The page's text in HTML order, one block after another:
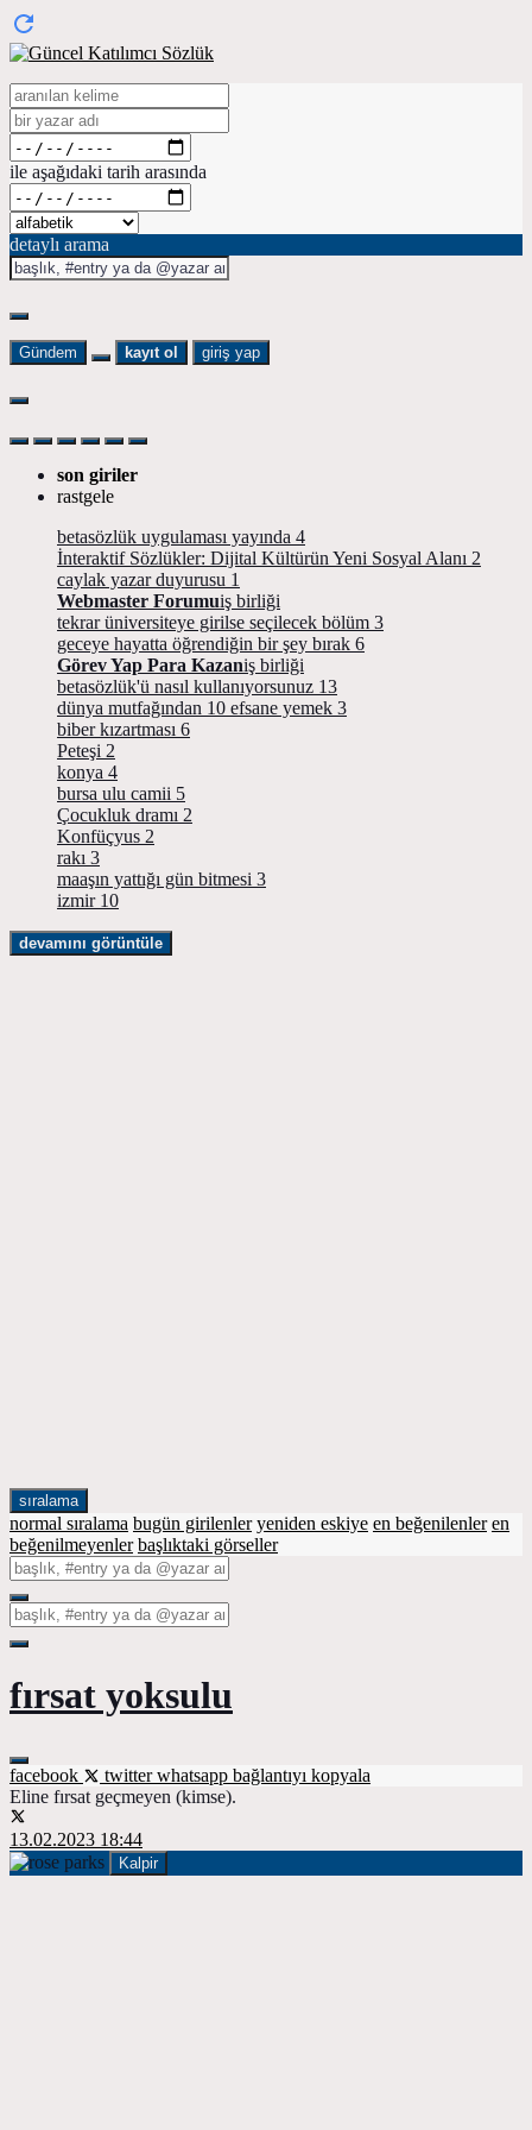
ile aşağıdaki tarih arasında
detaylı arama
Gündem kayıt ol giriş yap
son giriler
rastgele
betasözlük uygulaması yayında 4
İnteraktif Sözlükler: Dijital Kültürün Yeni Sosyal Alanı 2
caylak yazar duyurusu 1
Webmaster Forumuiş birliği
tekrar üniversiteye girilse seçilecek bölüm 3
geceye hayatta öğrendiğin bir şey bırak 6
Görev Yap Para Kazaniş birliği
betasözlük'ü nasıl kullanıyorsunuz 13
dünya mutfağından 10 efsane yemek 3
biber kızartması 6
Peteşi 2
konya 4
bursa ulu camii 5
Çocukluk dramı 2
Konfüçyus 2
rakı 3
maaşın yattığı gün bitmesi 3
izmir 10
devamını görüntüle
sıralama
normal sıralama bugün girilenler yeniden eskiye en beğenilenler en
beğenilmeyenler başlıktaki görseller
fırsat yoksulu
facebook twitterwhatsapp bağlantıyı kopyala
Eline fırsat geçmeyen (kimse).
13.02.2023 18:44
Kalpir